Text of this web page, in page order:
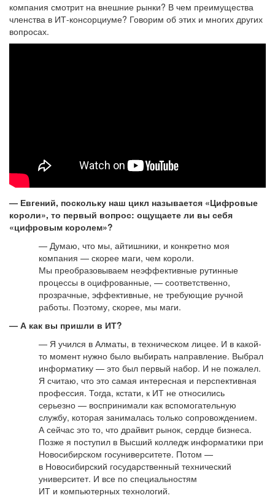
компания смотрит на внешние рынки? В чем преимущества
членства в ИТ-консорциуме? Говорим об этих и многих других
вопросах.
— Евгений, поскольку наш цикл называется «Цифровые
короли», то первый вопрос: ощущаете ли вы себя
«цифровым королем»?
— Думаю, что мы, айтишники, и конкретно моя
компания — скорее маги, чем короли.
Мы преобразовываем неэффективные рутинные
процессы в оцифрованные, — соответственно,
прозрачные, эффективные, не требующие ручной
работы. Поэтому, скорее, мы маги.
— А как вы пришли в ИТ?
— Я учился в Алматы, в техническом лицее. И в какой-
то момент нужно было выбирать направление. Выбрал
информатику — это был первый набор. И не пожалел.
Я считаю, что это самая интересная и перспективная
профессия. Тогда, кстати, к ИТ не относились
серьезно — воспринимали как вспомогательную
службу, которая занималась только сопровождением.
А сейчас это то, что драйвит рынок, сердце бизнеса.
Позже я поступил в Высший колледж информатики при
Новосибирском госуниверситете. Потом —
в Новосибирский государственный технический
университет. И все по специальностям
ИТ и компьютерных технологий.